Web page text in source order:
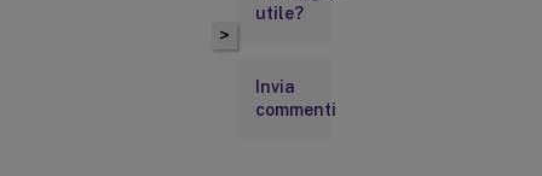
>
utile?
Invia
commenti